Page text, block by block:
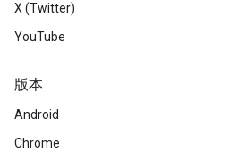
X (Twitter)
YouTube
版本
Android
Chrome